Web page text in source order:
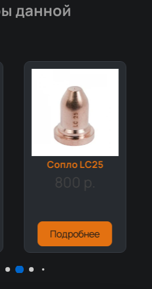
данной
Сопло LC25
800 р.
Подробнее